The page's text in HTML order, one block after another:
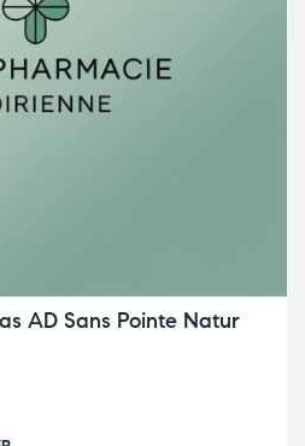
AD Sans Pointe Natur